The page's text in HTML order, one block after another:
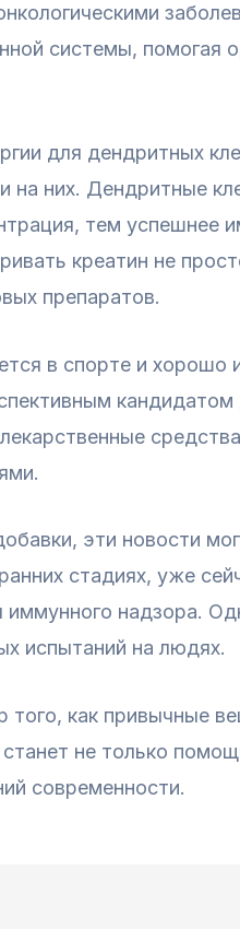
системы, помогая
для дендритных
на них. Дендритные
тем успешнее
креатин не
препаратов.
в спорте и хорошо
эти новости
стадиях, уже
иммунного надзора.
испытаний на людях.
как привычные
не только
современности.